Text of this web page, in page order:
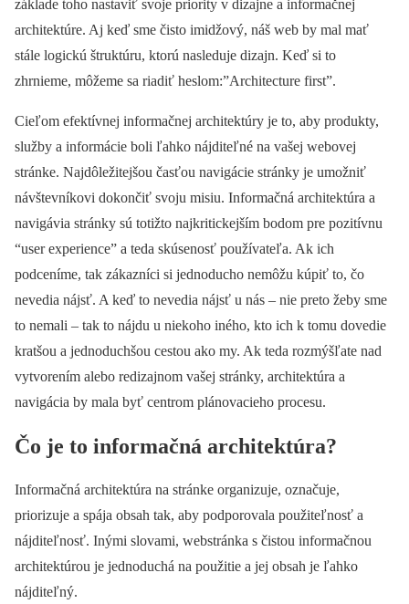
základe toho nastaviť svoje priority v dizajne a informačnej
architektúre. Aj keď sme čisto imidžový, náš web by mal mať
stále logickú štruktúru, ktorú nasleduje dizajn. Keď si to
zhrnieme, môžeme sa riadiť heslom:”Architecture first”.
Cieľom efektívnej informačnej architektúry je to, aby produkty,
služby a informácie boli ľahko nájditeľné na vašej webovej
stránke. Najdôležitejšou časťou navigácie stránky je umožniť
návštevníkovi dokončiť svoju misiu. Informačná architektúra a
navigávia stránky sú totižto najkritickejším bodom pre pozitívnu
“user experience” a teda skúsenosť používateľa. Ak ich
podceníme, tak zákazníci si jednoducho nemôžu kúpiť to, čo
nevedia nájsť. A keď to nevedia nájsť u nás – nie preto žeby sme
to nemali – tak to nájdu u niekoho iného, kto ich k tomu dovedie
kratšou a jednoduchšou cestou ako my. Ak teda rozmýšľate nad
vytvorením alebo redizajnom vašej stránky, architektúra a
navigácia by mala byť centrom plánovacieho procesu.
Čo je to informačná architektúra?
Informačná architektúra na stránke organizuje, označuje,
priorizuje a spája obsah tak, aby podporovala použiteľnosť a
nájditeľnosť. Inými slovami, webstránka s čistou informačnou
architektúrou je jednoduchá na použitie a jej obsah je ľahko
nájditeľný.